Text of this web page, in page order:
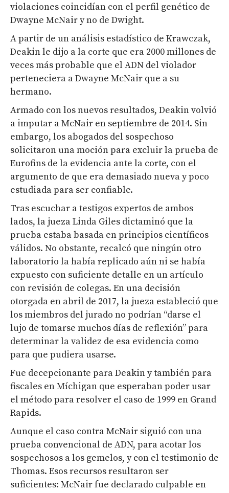
violaciones coincidían con el perfil genético de
Dwayne McNair y no de Dwight.
A partir de un análisis estadístico de Krawczak,
Deakin le dijo a la corte que era 2000 millones de
veces más probable que el ADN del violador
perteneciera a Dwayne McNair que a su
hermano.
Armado con los nuevos resultados, Deakin volvió
a imputar a McNair en septiembre de 2014. Sin
embargo, los abogados del sospechoso
solicitaron una moción para excluir la prueba de
Eurofins de la evidencia ante la corte, con el
argumento de que era demasiado nueva y poco
estudiada para ser confiable.
Tras escuchar a testigos expertos de ambos
lados, la jueza Linda Giles dictaminó que la
prueba estaba basada en principios científicos
válidos. No obstante, recalcó que ningún otro
laboratorio la había replicado aún ni se había
expuesto con suficiente detalle en un artículo
con revisión de colegas. En una decisión
otorgada en abril de 2017, la jueza estableció que
los miembros del jurado no podrían “darse el
lujo de tomarse muchos días de reflexión” para
determinar la validez de esa evidencia como
para que pudiera usarse.
Fue decepcionante para Deakin y también para
fiscales en Míchigan que esperaban poder usar
el método para resolver el caso de 1999 en Grand
Rapids.
Aunque el caso contra McNair siguió con una
prueba convencional de ADN, para acotar los
sospechosos a los gemelos, y con el testimonio de
Thomas. Esos recursos resultaron ser
suficientes: McNair fue declarado culpable en